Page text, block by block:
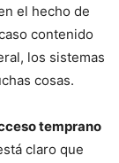
el hecho de
contenido
los sistemas
cosas.
temprano
claro que